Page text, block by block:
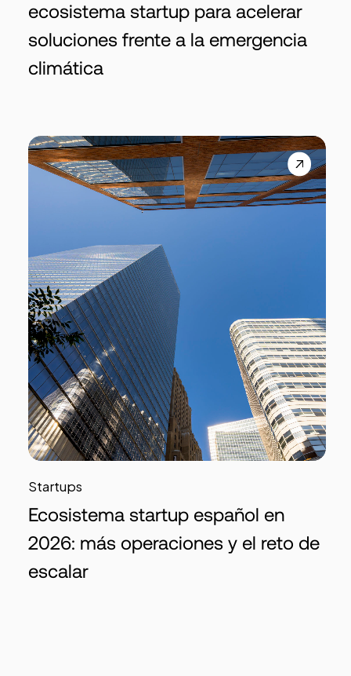
ecosistema startup para acelerar
soluciones frente a la emergencia
climática
Startups
Ecosistema startup español en
2026: más operaciones y el reto de
escalar